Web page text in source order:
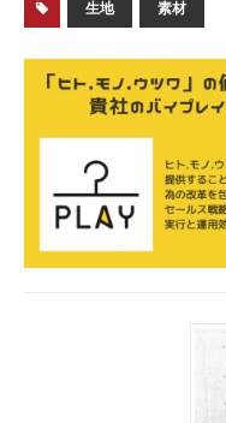
生地 素材